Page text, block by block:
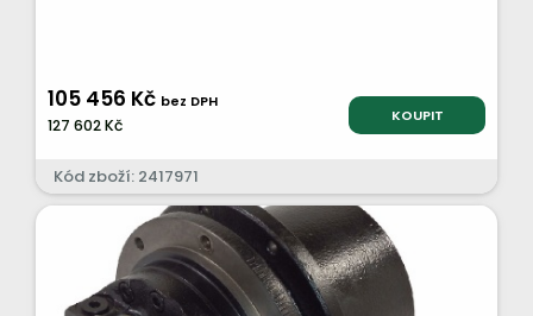
105 456 Kč bez DPH
127 602 Kč KOUPIT
Kód zboží: 2417971